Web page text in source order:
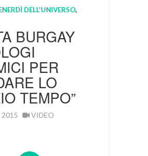
Tre giorni di volo libero in
provenienti da tutto il
e far volare […]
DELL'UNIVERSO,
BURGAY
PER
LO
TEMPO”
2015 VIDEO